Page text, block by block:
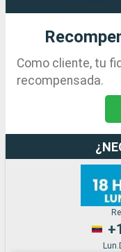
Como cliente, tu
recompensada.